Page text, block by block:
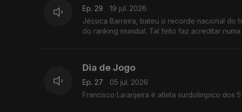
Ep. 29
19 jul. 2026
Jéssica Barreira, bateu o recorde nacional do
do ranking mundial. Tal feito faz acreditar
Dia de Jogo
Ep. 27
05 jul. 2026
Francisco Laranjeira é atleta surdolimpico dos